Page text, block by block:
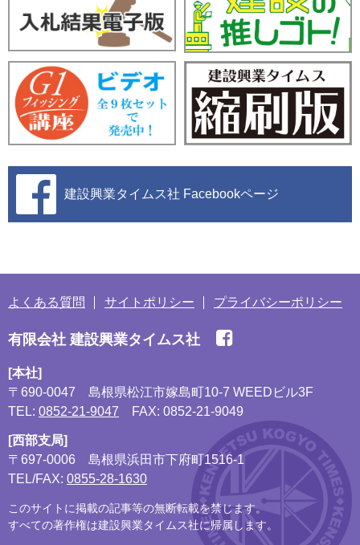
建設興業タイムス社 Facebookページ
よくある質問 サイトポリシー プライバシーポリシー
有限会社 建設興業タイムス社
[本社]
〒690-0047
島根県松江市嫁島町10-7 WEEDビル3F
TEL: 0852-21-9047 FAX: 0852-21-9049
[西部支局]
〒697-0006
島根県浜田市下府町1516-1
TEL/FAX: 0855-28-1630
このサイトに掲載の記事等の無断転載を禁じます。
すべての著作権は建設興業タイムス社に帰属します。